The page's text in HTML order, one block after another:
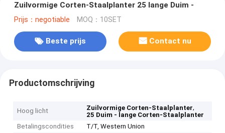
Zuilvormige Corten-Staalplanter 25 lange Duim -
Prijs：negotiable MOQ：10SET
Beste prijs Contact nu
Productomschrijving
Hoog licht Zuilvormige Corten-Staalplanter,
25 Duim - lange Corten-Staalplanter
Betalingscondities
T/T, Western Union